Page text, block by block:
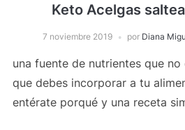
Keto Acelgas
7 noviembre 2019 por Diana
una fuente de nutrientes que
que debes incorporar a tu
entérate porqué y una receta